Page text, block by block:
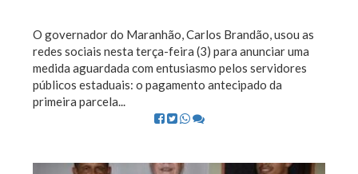
O governador do Maranhão, Carlos Brandão, usou as
redes sociais nesta terça-feira (3) para anunciar uma
medida aguardada com entusiasmo pelos servidores
públicos estaduais: o pagamento antecipado da
primeira parcela...